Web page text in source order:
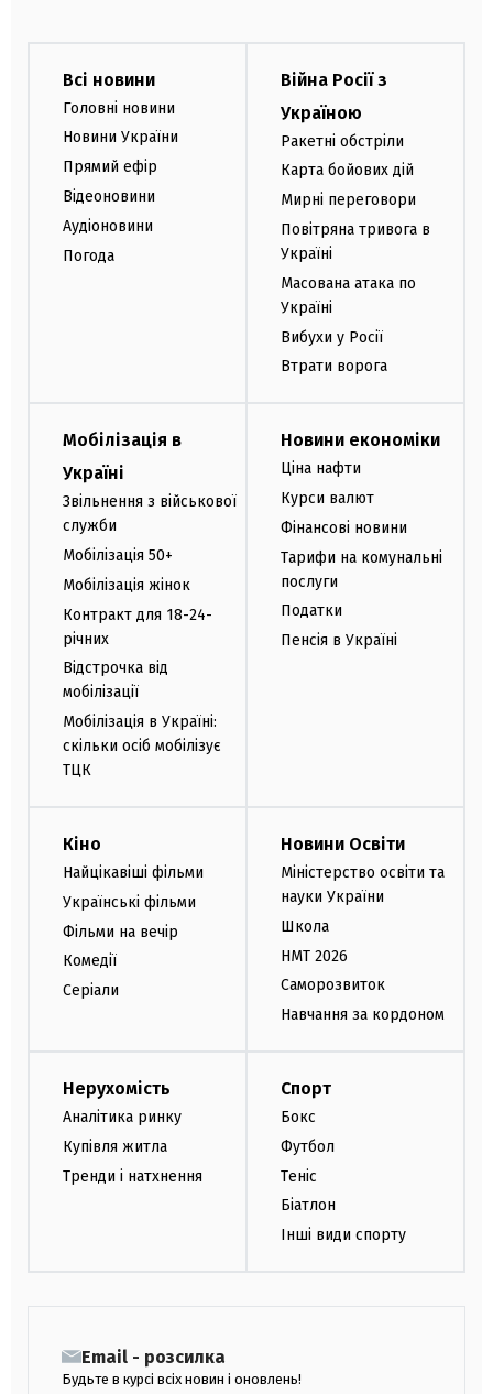
Всі новини
Головні новини
Новини України
Прямий ефір
Відеоновини
Аудіоновини
Погода
Війна Росії з
Україною
Ракетні обстріли
Карта бойових дій
Мирні переговори
Повітряна тривога в
Україні
Масована атака по
Україні
Вибухи у Росії
Втрати ворога
Мобілізація в
Україні
Звільнення з військової
служби
Мобілізація 50+
Мобілізація жінок
Контракт для 18-24-
річних
Відстрочка від
мобілізації
Мобілізація в Україні:
скільки осіб мобілізує
ТЦК
Новини економіки
Ціна нафти
Курси валют
Фінансові новини
Тарифи на комунальні
послуги
Податки
Пенсія в Україні
Кіно
Найцікавіші фільми
Українські фільми
Фільми на вечір
Комедії
Серіали
Новини Освіти
Міністерство освіти та
науки України
Школа
НМТ 2026
Саморозвиток
Навчання за кордоном
Нерухомість
Аналітика ринку
Купівля житла
Тренди і натхнення
Спорт
Бокс
Футбол
Теніс
Біатлон
Інші види спорту
Email - розсилка
Будьте в курсі всіх новин і оновлень!